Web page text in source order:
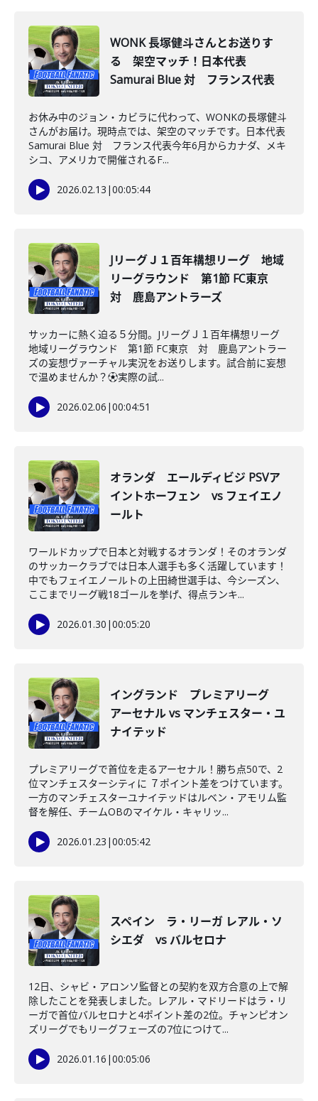
WONK 長塚健斗さんとお送りす
る 架空マッチ！日本代表
Samurai Blue 対 フランス代表
お休み中のジョン・カビラに代わって、WONKの長塚健斗
さんがお届け。現時点では、架空のマッチです。日本代表
Samurai Blue 対 フランス代表今年6月からカナダ、メキ
シコ、アメリカで開催されるF...
2026.02.13 |00:05:44
JリーグＪ１百年構想リーグ 地域
リーグラウンド 第1節 FC東京
対 鹿島アントラーズ
サッカーに熱く迫る５分間。JリーグＪ１百年構想リーグ
地域リーグラウンド 第1節 FC東京 対 鹿島アントラー
ズの妄想ヴァーチャル実況をお送りします。試合前に妄想
で温めませんか？⚽️実際の試...
2026.02.06 |00:04:51
オランダ エールディビジ PSVア
イントホーフェン vs フェイエノ
ールト
ワールドカップで日本と対戦するオランダ！そのオランダ
のサッカークラブでは日本人選手も多く活躍しています！
中でもフェイエノールトの上田綺世選手は、今シーズン、
ここまでリーグ戦18ゴールを挙げ、得点ランキ...
2026.01.30 |00:05:20
イングランド プレミアリーグ
アーセナル vs マンチェスター・ユ
ナイテッド
プレミアリーグで首位を走るアーセナル！勝ち点50で、2
位マンチェスターシティに ７ポイント差をつけています。
一方のマンチェスターユナイテッドはルベン・アモリム監
督を解任、チームOBのマイケル・キャリッ...
2026.01.23 |00:05:42
スペイン ラ・リーガ レアル・ソ
シエダ vs バルセロナ
12日、シャビ・アロンソ監督との契約を双方合意の上で解
除したことを発表しました。レアル・マドリードはラ・リ
ーガで首位バルセロナと4ポイント差の2位。チャンピオン
ズリーグでもリーグフェーズの7位につけて...
2026.01.16 |00:05:06